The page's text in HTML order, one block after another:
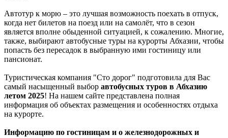
Автотур к морю – это лучшая возможность поехать в отпуск,
когда нет билетов на поезд или на самолёт, что в сезон
является вполне обыденной ситуацией, к сожалению. Многие,
также, выбирают автобусные туры на курорты Абхазии, чтобы
попасть без пересадок в выбранную ими гостиницу или
пансионат.
Туристическая компания "Сто дорог" подготовила для Вас
самый насыщенный выбор автобусных туров в Абхазию
летом 2025! На нашем сайте представлена полная
информация об объектах размещения и особенностях отдыха
на курорте.
Информацию по гостиницам и о железнодорожных и